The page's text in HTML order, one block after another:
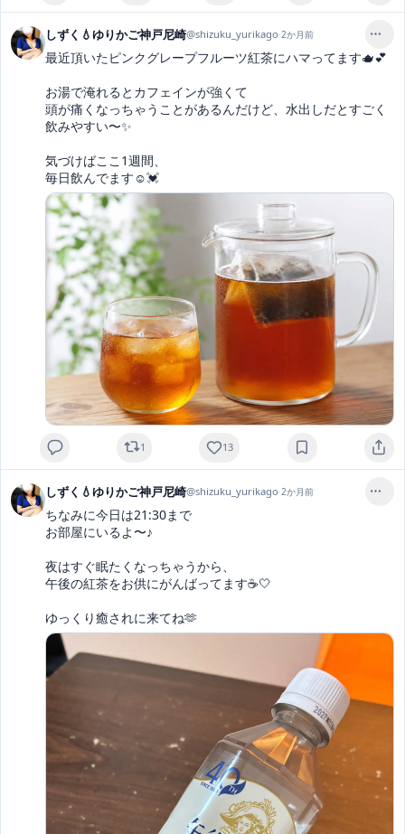
しずく💧ゆりかご神戸尼崎@shizuku_yurikago·2か月前
最近頂いたピンクグレープフルーツ紅茶にハマってます🫖💕
お湯で淹れるとカフェインが強くて
頭が痛くなっちゃうことがあるんだけど、水出しだとすごく
飲みやすい〜✨
気づけばここ1週間、
毎日飲んでます☺️💓
1 13
しずく💧ゆりかご神戸尼崎@shizuku_yurikago·2か月前
ちなみに今日は21:30まで
お部屋にいるよ〜♪
夜はすぐ眠たくなっちゃうから、
午後の紅茶をお供にがんばってます☕️🤍
ゆっくり癒されに来てね🫶